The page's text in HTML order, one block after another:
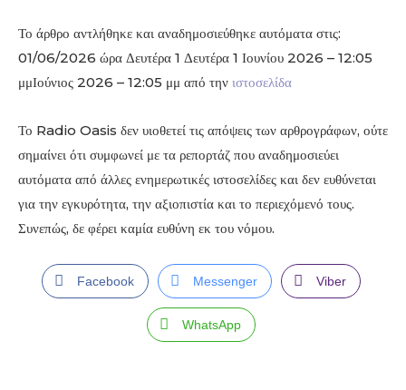
Το άρθρο αντλήθηκε και αναδημοσιεύθηκε αυτόματα στις:
01/06/2026 ώρα Δευτέρα 1 Δευτέρα 1 Ιουνίου 2026 – 12:05
μμΙούνιος 2026 – 12:05 μμ από την ιστοσελίδα
Το Radio Oasis δεν υιοθετεί τις απόψεις των αρθρογράφων, ούτε
σημαίνει ότι συμφωνεί με τα ρεπορτάζ που αναδημοσιεύει
αυτόματα από άλλες ενημερωτικές ιστοσελίδες και δεν ευθύνεται
για την εγκυρότητα, την αξιοπιστία και το περιεχόμενό τους.
Συνεπώς, δε φέρει καμία ευθύνη εκ του νόμου.
Facebook Messenger Viber
WhatsApp